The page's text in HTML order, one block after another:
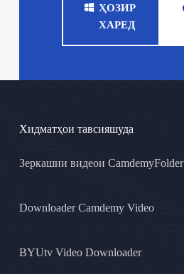
ҲОЗИР
ХАРЕД
Хидматҳои тавсияшуда
Зеркашии видеои CamdemyFolder
Downloader Camdemy Video
BYUtv Video Downloader